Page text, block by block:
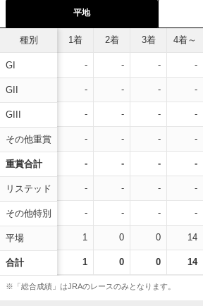
平地
種別
GI
GII
GIII
その他重賞
重賞合計
リステッド
その他特別
平場
合計
1着 2着 3着 4着～
- - - -
- - - -
- - - -
- - - -
- - - -
- - - -
- - - -
1 0 0 14
1 0 0 14
※「総合成績」はJRAのレースのみとなります。